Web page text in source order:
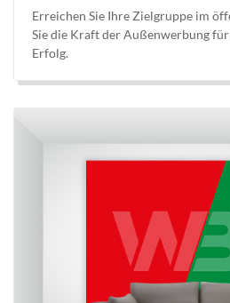
Erreichen Sie Ihre Zielgruppe im
Sie die Kraft der Außenwerbung
Erfolg.